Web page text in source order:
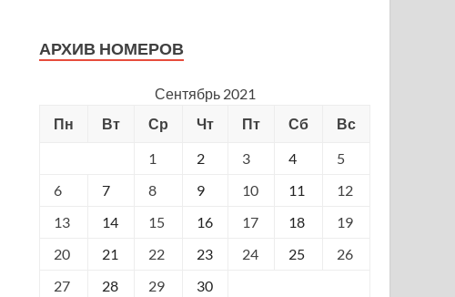
АРХИВ НОМЕРОВ
Сентябрь 2021
Пн
Вт Ср Чт Пт Сб
Вс
1
2 3 4
5
6
7 8 9 10 11
12
13
14 15 16 17 18
19
20
21 22 23 24 25
26
27
28 29 30